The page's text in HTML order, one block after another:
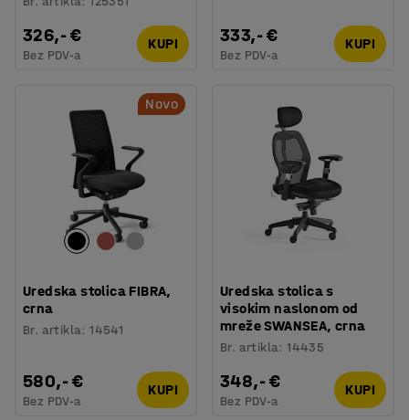
326,- €
Bez PDV-a
KUPI 333,- €
Bez PDV-a
KUPI
Novo
Uredska stolica FIBRA,
crna
Br. artikla:14541
580,- €
Bez PDV-a
KUPI
Uredska stolica s
visokim naslonom od
mreže SWANSEA, crna
Br. artikla:14435
348,- €
Bez PDV-a
KUPI